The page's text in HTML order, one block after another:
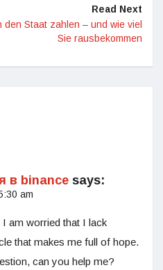
Read Next
den Staat zahlen – und wie viel
Sie rausbekommen
в binance says:
am
am worried that I lack
that makes me full of hope.
can you help me?